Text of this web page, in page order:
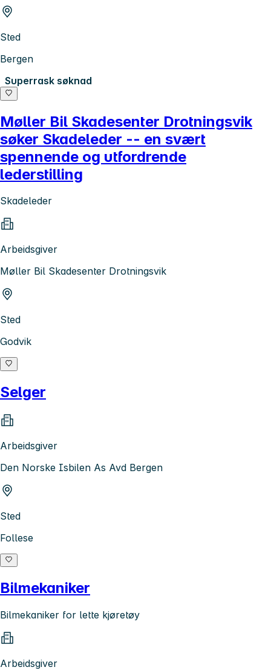
Sted
Bergen
Superrask søknad
Møller Bil Skadesenter Drotningsvik
søker Skadeleder -- en svært
spennende og utfordrende
lederstilling
Skadeleder
Arbeidsgiver
Møller Bil Skadesenter Drotningsvik
Sted
Godvik
Selger
Arbeidsgiver
Den Norske Isbilen As Avd Bergen
Sted
Follese
Bilmekaniker
Bilmekaniker for lette kjøretøy
Arbeidsgiver